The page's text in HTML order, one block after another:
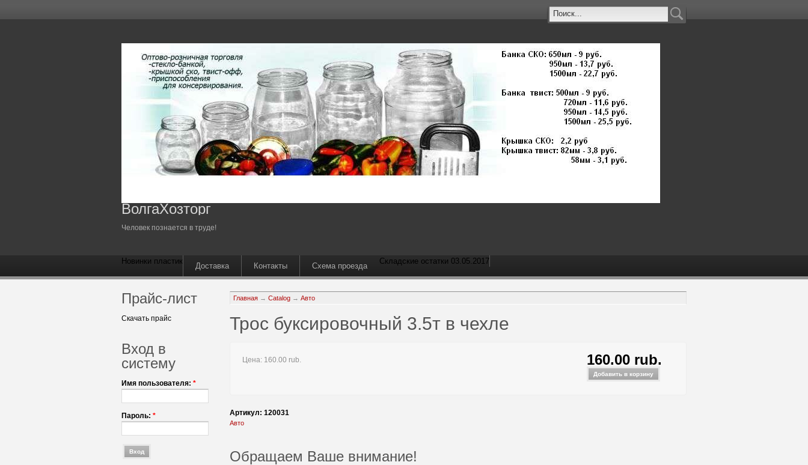
ВолгаХозторг
Человек познается в труде!
Новинки пластик
Доставка Контакты Схема проезда
Складские остатки 03.05.2017
Прайс-лист
Скачать прайс
Вход в
систему
Имя пользователя: *
Пароль: *
Главная → Catalog → Авто
Трос буксировочный 3.5т в чехле
Цена: 160.00 rub. 160.00 rub.
Артикул: 120031
Авто
Обращаем Ваше внимание!